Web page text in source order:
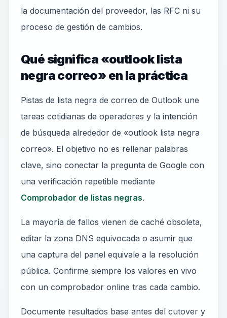
la documentación del proveedor, las RFC ni su
proceso de gestión de cambios.
Qué significa «outlook lista
negra correo» en la práctica
Pistas de lista negra de correo de Outlook une
tareas cotidianas de operadores y la intención
de búsqueda alrededor de «outlook lista negra
correo». El objetivo no es rellenar palabras
clave, sino conectar la pregunta de Google con
una verificación repetible mediante
Comprobador de listas negras.
La mayoría de fallos vienen de caché obsoleta,
editar la zona DNS equivocada o asumir que
una captura del panel equivale a la resolución
pública. Confirme siempre los valores en vivo
con un comprobador online tras cada cambio.
Documente resultados base antes del cutover y